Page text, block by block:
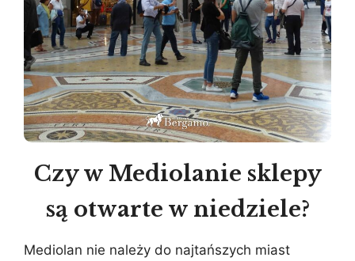
Czy w Mediolanie sklepy
są otwarte w niedziele?
Mediolan nie należy do najtańszych miast